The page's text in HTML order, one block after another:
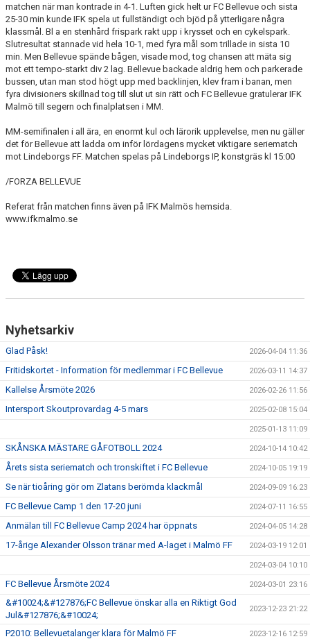
matchen när man kontrade in 4-1. Luften gick helt ur FC Bellevue och sista
25-30 min kunde IFK spela ut fullständigt och bjöd på ytterligare några
klassmål. Bl a en stenhård frispark rakt upp i krysset och en cykelspark.
Slutresultat stannade vid hela 10-1, med fyra mål som trillade in sista 10
min. Men Bellevue spände bågen, visade mod, tog chansen att mäta sig
mot ett tempo-starkt div 2 lag. Bellevue backade aldrig hem och parkerade
bussen, utan man stod högt upp med backlinjen, klev fram i banan, men
fyra divisioners skillnad tog till slut ut sin rätt och FC Bellevue gratulerar IFK
Malmö till segern och finalplatsen i MM.
MM-semifinalen i all ära, en enormt kul och lärorik upplevelse, men nu gäller
det för Bellevue att ladda om inför lördagens mycket viktigare seriematch
mot Lindeborgs FF. Matchen spelas på Lindeborgs IP, konstgräs kl 15:00
/FORZA BELLEVUE
Referat från matchen finns även på IFK Malmös hemsida.
www.ifkmalmo.se
Nyhetsarkiv
Glad Påsk! 2026-04-04 11:36
Fritidskortet - Information för medlemmar i FC Bellevue 2026-03-11 14:37
Kallelse Årsmöte 2026 2026-02-26 11:56
Intersport Skoutprovardag 4-5 mars 2025-02-08 15:04
2025-01-13 11:09
SKÅNSKA MÄSTARE GÅFOTBOLL 2024 2024-10-14 10:42
Årets sista seriematch och tronskiftet i FC Bellevue 2024-10-05 19:19
Se när tioåring gör om Zlatans berömda klackmål 2024-09-09 16:23
FC Bellevue Camp 1 den 17-20 juni 2024-07-11 16:55
Anmälan till FC Bellevue Camp 2024 har öppnats 2024-04-05 14:28
17-årige Alexander Olsson tränar med A-laget i Malmö FF 2024-03-19 12:01
2024-03-04 10:10
FC Bellevue Årsmöte 2024 2024-03-01 23:16
&#10024;&#127876;FC Bellevue önskar alla en Riktigt God
Jul&#127876;&#10024;
2023-12-23 21:22
P2010: Bellevuetalanger klara för Malmö FF 2023-12-16 12:59